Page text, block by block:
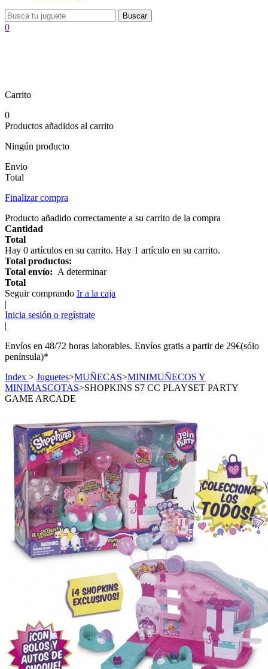
Buscar
0
Carrito
0
Productos añadidos al carrito
Ningún producto
Envio
Total
Finalizar compra
Producto añadido correctamente a su carrito de la compra
Cantidad
Total
Hay 0 artículos en su carrito. Hay 1 artículo en su carrito.
Total productos:
Total envío: A determinar
Total
Seguir comprando Ir a la caja
|
Inicia sesión o regístrate
|
Envíos en 48/72 horas laborables. Envíos gratis a partir de 29€(sólo
península)*
Index > Juguetes>MUÑECAS>MINIMUÑECOS Y
MINIMASCOTAS>SHOPKINS S7 CC PLAYSET PARTY
GAME ARCADE